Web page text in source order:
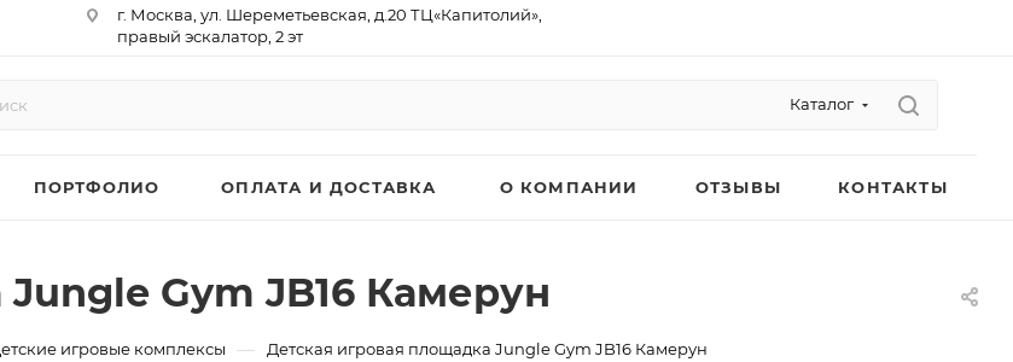
г. Москва, ул. Шереметьевская, д.20 ТЦ«Капитолий»,
правый эскалатор, 2 эт
р/сч 40702810410000761715
Каталог
ПОРТФОЛИО ОПЛАТА И ДОСТАВКА О КОМПАНИИ ОТЗЫВЫ КОНТАКТЫ
Gym JB16 Камерун
игровые комплексы — Детская игровая площадка Jungle Gym JB16 Камерун